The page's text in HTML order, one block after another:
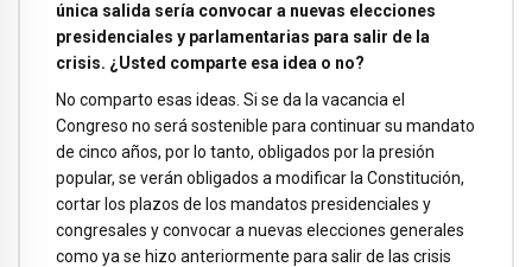
única salida sería convocar a nuevas elecciones
presidenciales y parlamentarias para salir de la
crisis. ¿Usted comparte esa idea o no?
No comparto esas ideas. Si se da la vacancia el
Congreso no será sostenible para continuar su mandato
de cinco años, por lo tanto, obligados por la presión
popular, se verán obligados a modificar la Constitución,
cortar los plazos de los mandatos presidenciales y
congresales y convocar a nuevas elecciones generales
como ya se hizo anteriormente para salir de las crisis